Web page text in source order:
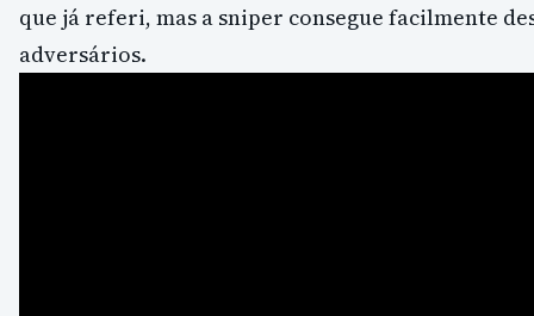
que já referi, mas a sniper consegue facilmente
adversários.